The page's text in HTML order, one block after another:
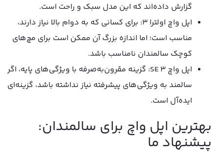
گزارش داده‌اند که این مدل سبک و راحت است.
اپل واچ اولترا 3: برای کسانی که به دوام بالا نیاز دارند،
مناسب است؛ اما اندازه بزرگ آن ممکن است برای مچ‌های
کوچک سالمندان نامناسب باشد.
اپل واچ SE 3: گزینه مقرون‌به‌صرفه با ویژگی‌های پایه، اگر
سالمند به ویژگی‌های پیشرفته نیاز نداشته باشد، گزینه‌ای
ایده‌آل است.
بهترین اپل واچ برای سالمندان:
پیشنهاد ما